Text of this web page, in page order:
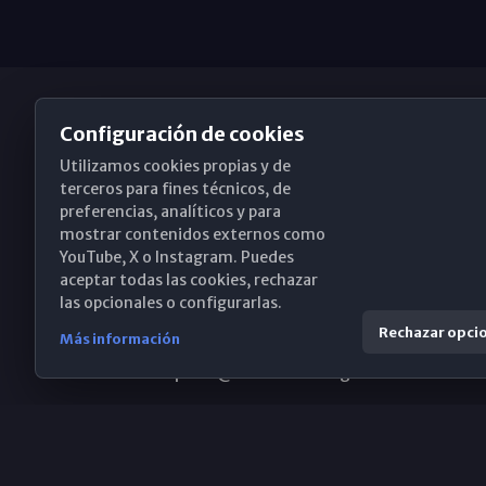
Obispado de Málaga
Santa María, 18-20. 29015 Málaga
(+34) 952 224 386
Configuración de cookies
Utilizamos cookies propias y de
terceros para fines técnicos, de
preferencias, analíticos y para
mostrar contenidos externos como
YouTube, X o Instagram. Puedes
aceptar todas las cookies, rechazar
las opcionales o configurarlas.
Más información Rechazar